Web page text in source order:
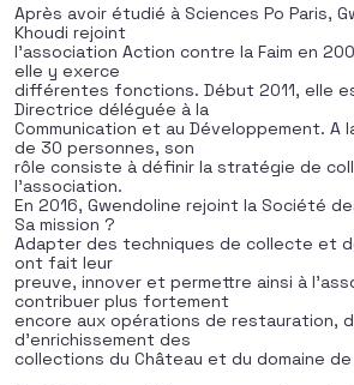
Après avoir étudié à Sciences Po Paris,
Khoudi rejoint
l’association Action contre la Faim en
elle y exerce
différentes fonctions. Début 2011, elle
Directrice déléguée à la
Communication et au Développement. A
de 30 personnes, son
rôle consiste à définir la stratégie de
l’association.
En 2016, Gwendoline rejoint la Société
Sa mission ?
Adapter des techniques de collecte et
ont fait leur
preuve, innover et permettre ainsi à
contribuer plus fortement
encore aux opérations de restauration,
d’enrichissement des
collections du Château et du domaine de